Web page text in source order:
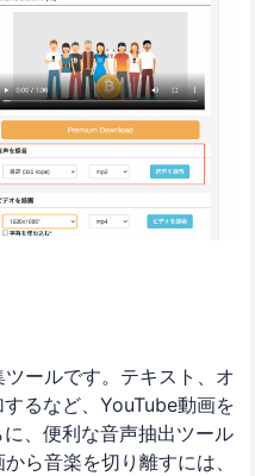
ールです。テキスト、オ
るなど、YouTube動画を
、便利な音声抽出ツール
ら音楽を切り離すには、